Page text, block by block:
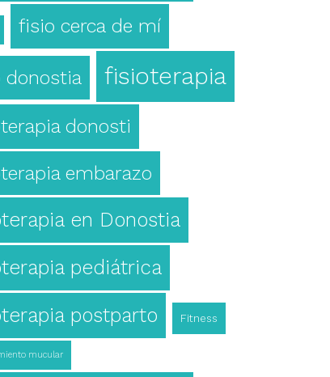
fisio cerca de mí
donostia fisioterapia
donosti
embarazo
en Donostia
pediátrica
postparto Fitness
mucular